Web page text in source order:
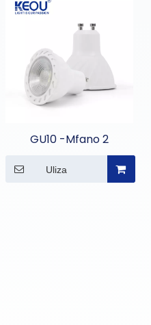
GU10 -Mfano 2
Uliza